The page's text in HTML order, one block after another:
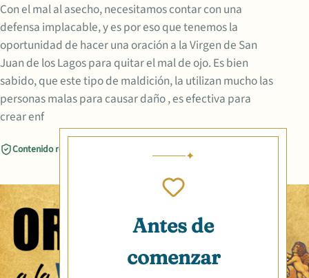
Con el mal al asecho, necesitamos contar con una
defensa implacable, y es por eso que tenemos la
oportunidad de hacer una oración a la Virgen de San
Juan de los Lagos para quitar el mal de ojo. Es bien
sabido, que este tipo de maldición, la utilizan mucho las
personas malas para causar daño , es efectiva para
crear enf
Contenido revisado
Antes de
comenzar